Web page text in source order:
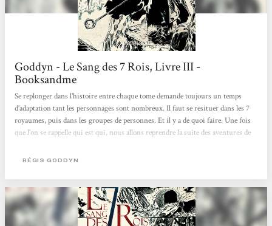
Goddyn - Le Sang des 7 Rois, Livre III -
Booksandme
Se replonger dans l'histoire entre chaque tome demande toujours un temps
d'adaptation tant les personnages sont nombreux. Il faut se resituer dans les 7
royaumes, puis dans les groupes de personnes. Et il y a de quoi faire. Une fois
que l'on se rappelle qui est qui, nous allons reprendre la suite des aventures de
des aventures entamées de chaque personnage. [...] C'est l'une des richesses de
sont quand même expliquées : on en apprend un peu plus sur le sang bleu et les
mages. Mais il ne faut pas...
RÉGIS GODDYN